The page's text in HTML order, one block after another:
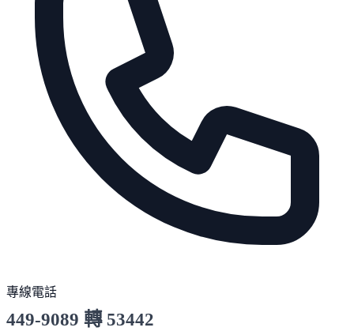
專線電話
449-9089 轉 53442
服務時間 10:00～19:00